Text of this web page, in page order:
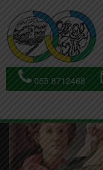
055 8712468